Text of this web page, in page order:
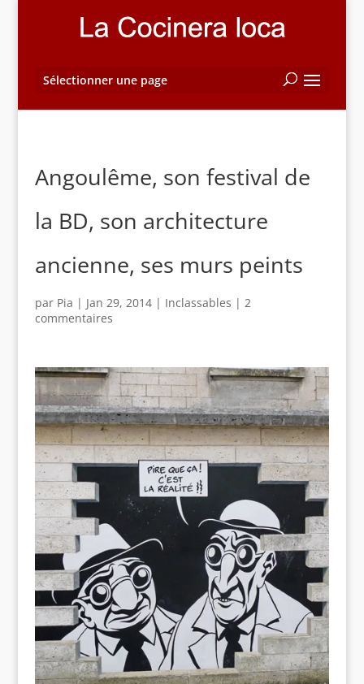
Sélectionner une page
Angoulême, son festival de
la BD, son architecture
ancienne, ses murs peints
par Pia | Jan 29, 2014| Inclassables | 2
commentaires